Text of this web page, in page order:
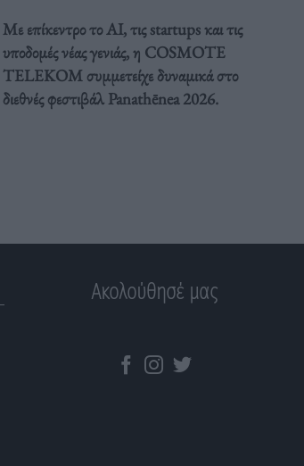
Με επίκεντρο το AI, τις startups και τις
υποδομές νέας γενιάς, η COSMOTE
TELEKOM συμμετείχε δυναμικά στο
διεθνές φεστιβάλ Panathēnea 2026.
Ακολούθησέ μας